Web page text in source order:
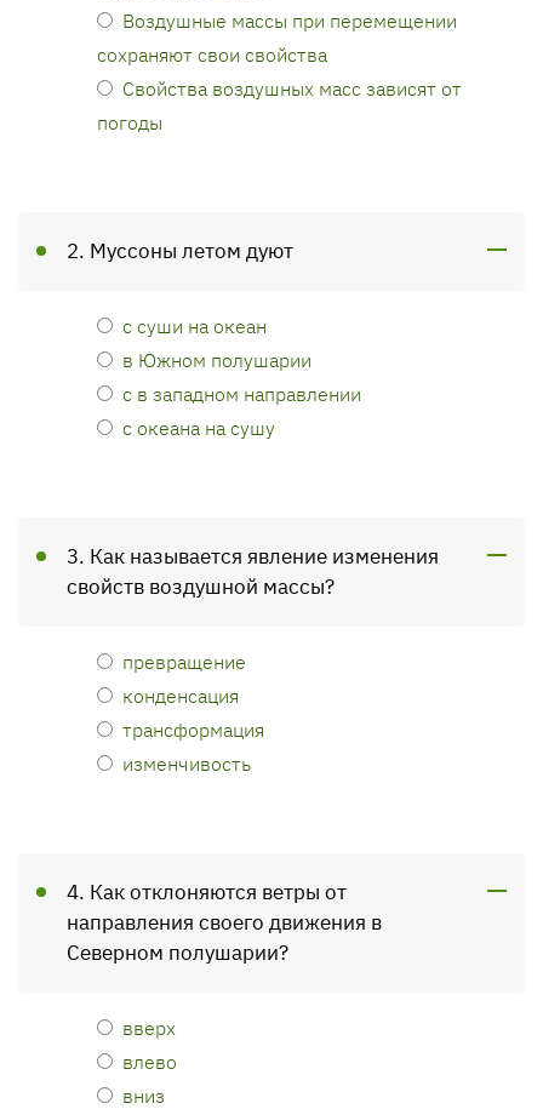
Воздушные массы при перемещении
сохраняют свои свойства
Свойства воздушных масс зависят от
погоды
2. Муссоны летом дуют
с суши на океан
в Южном полушарии
с в западном направлении
с океана на сушу
3. Как называется явление изменения
свойств воздушной массы?
превращение
конденсация
трансформация
изменчивость
4. Как отклоняются ветры от
направления своего движения в
Северном полушарии?
вверх
влево
вниз